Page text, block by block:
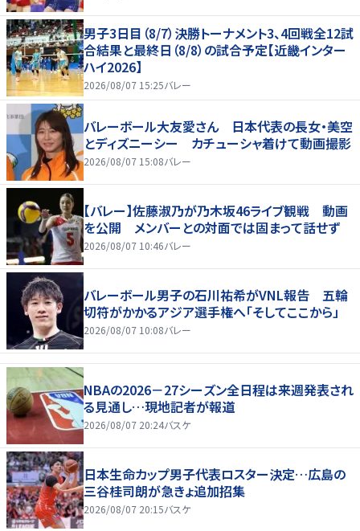
男子3日目（8/7）決勝トーナメント3、4回戦全12試
合結果と最終日（8/8）の試合予定【近畿インター
ハイ2026】
2026/08/07 15:25バレー
バレーボール大友愛さん 日本代表の長女・美空
とディズニーシー カチューシャ着けて動画撮影
2026/08/07 15:08バレー
【バレー】佐藤淑乃が乃木坂46ライブ観戦 動画
を公開 メンバーとの対面では固まって話せず
2026/08/07 10:46バレー
バレーボール男子の石川祐希がVNL報告 五輪
切符がかかるアジア選手権へ「そしてここから」
2026/08/07 10:08バレー
NBAの2026－27シーズン全日程は来週発表され
る見通し…現地記者が報道
2026/08/07 20:24バスケ
日本生命カップ男子代表ロスター決定…広島の
三谷桂司朗が急きょ追加招集
2026/08/07 20:15バスケ